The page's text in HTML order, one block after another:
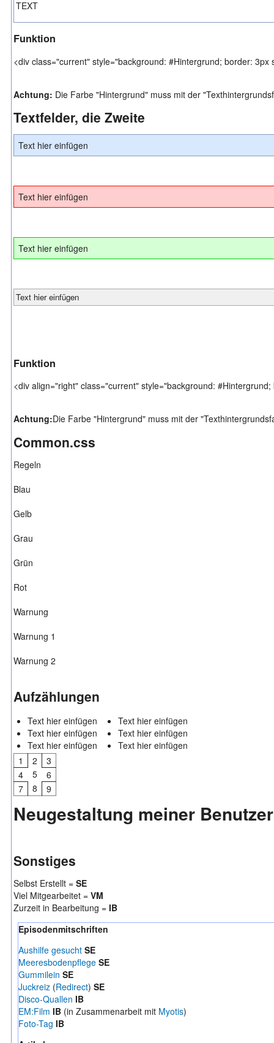
TEXT
Funktion
<div class="current" style="background: #Hintergrund; border:
Achtung: Die Farbe "Hintergrund" muss mit der
Textfelder, die Zweite
Text hier einfügen
Text hier einfügen
Text hier einfügen
Text hier einfügen
Funktion
<div align="right" class="current" style="background:
Achtung:Die Farbe "Hintergrund" muss mit der
Common.css
Regeln
Blau
Gelb
Grau
Grün
Rot
Warnung
Warnung 1
Warnung 2
Aufzählungen
Text hier einfügen
Text hier einfügen
Text hier einfügen
Text hier einfügen
Text hier einfügen
Text hier einfügen
1
2
3
4
5
6
7
8 9
Neugestaltung meiner
Sonstiges
Selbst Erstellt = SE
Viel Mitgearbeitet = VM
Zurzeit in Bearbeitung = IB
Episodenmitschriften
Aushilfe gesucht SE
Meeresbodenpflege SE
Gummilein SE
Juckreiz (Redirect) SE
Disco-Quallen IB
EM:Film IB (in Zusammenarbeit mit Myotis)
Foto-Tag IB